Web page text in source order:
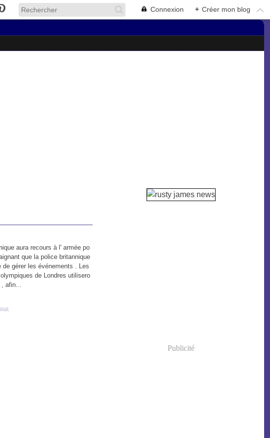
Connexion + Créer mon blog
aura recours à l' armée po
que la police britannique
de gérer les événements . Les
de Londres utilisero
, afin...
Publicité